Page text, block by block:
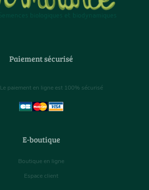
Paiement sécurisé
Le paiement en ligne est 100% sécurisé
E-boutique
Boutique en ligne
Espace client